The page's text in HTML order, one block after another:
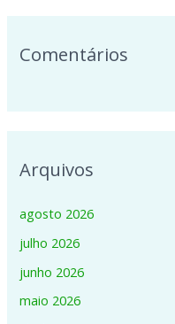
Comentários
Arquivos
agosto 2026
julho 2026
junho 2026
maio 2026